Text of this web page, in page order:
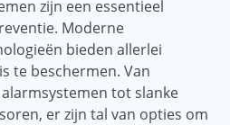
zijn een essentieel
Moderne
bieden allerlei
te beschermen. Van
tot slanke
er zijn tal van opties om